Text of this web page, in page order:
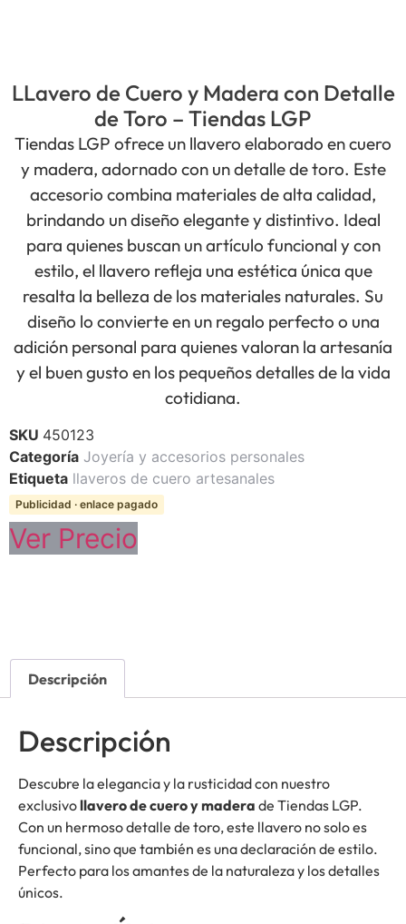
LLavero de Cuero y Madera con Detalle
de Toro – Tiendas LGP
Tiendas LGP ofrece un llavero elaborado en cuero
y madera, adornado con un detalle de toro. Este
accesorio combina materiales de alta calidad,
brindando un diseño elegante y distintivo. Ideal
para quienes buscan un artículo funcional y con
estilo, el llavero refleja una estética única que
resalta la belleza de los materiales naturales. Su
diseño lo convierte en un regalo perfecto o una
adición personal para quienes valoran la artesanía
y el buen gusto en los pequeños detalles de la vida
cotidiana.
SKU 450123
Categoría Joyería y accesorios personales
Etiqueta llaveros de cuero artesanales
Publicidad · enlace pagado
Ver Precio
Descripción
Descripción
Descubre la elegancia y la rusticidad con nuestro
exclusivollavero de cuero y madera de Tiendas LGP.
Con un hermoso detalle de toro, este llavero no solo es
funcional, sino que también es una declaración de estilo.
Perfecto para los amantes de la naturaleza y los detalles
únicos.